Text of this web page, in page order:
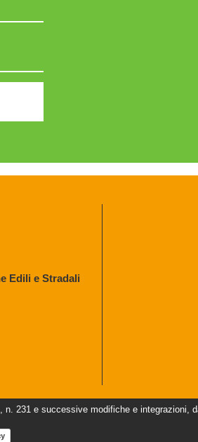
Edili e Stradali
231 e successive modifiche e integrazioni,